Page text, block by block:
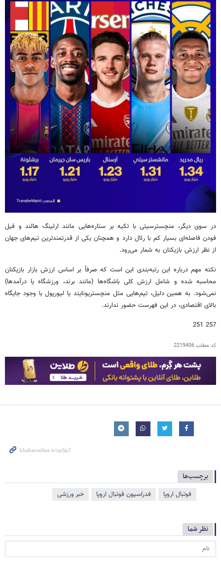
در سوی دیگر، منچسترسیتی با تکیه بر ستاره‌هایی مانند ارلینگ هالند و فیل
فودن فاصله‌ای بسیار کم با رئال دارد و همچنان یکی از قدرتمندترین تیم‌های جهان
از نظر ارزش بازیکنان به شمار می‌رود.
نکته مهم درباره این رتبه‌بندی این است که صرفاً بر اساس ارزش بازار بازیکنان
محاسبه شده و شامل ارزش کلی باشگاه‌ها (مانند برند، ورزشگاه یا درآمدها)
نمی‌شود. به همین دلیل، تیم‌هایی مثل منچستریونایتد یا لیورپول با وجود جایگاه
بالای اقتصادی، در این فهرست حضور ندارند.
257 251
کد مطلب2219406
برچسب‌ها
فوتبال اروپا فدراسیون فوتبال اروپا خبر ورزشی
نظر شما